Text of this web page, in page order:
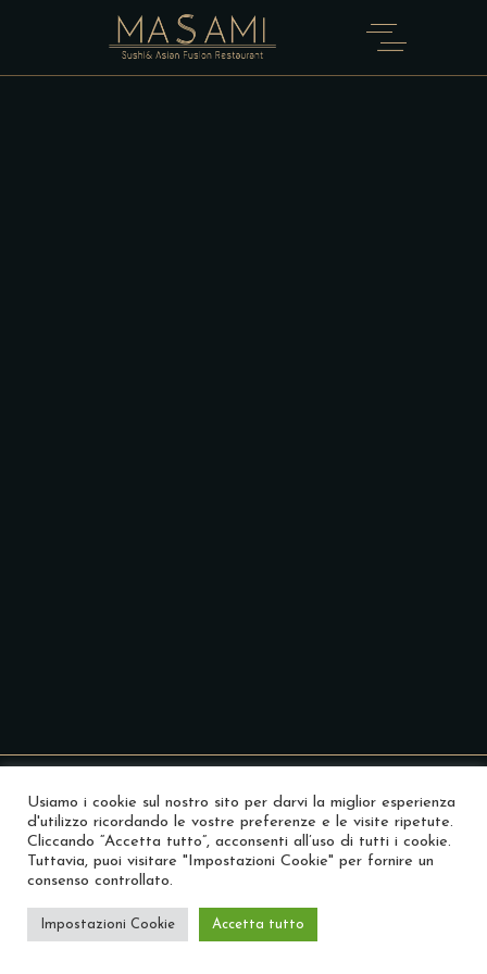
Masami Sushi © 2023 - Tutti i diritti riservati.
Usiamo i cookie sul nostro sito per darvi la miglior esperienza
d'utilizzo ricordando le vostre preferenze e le visite ripetute.
Cliccando “Accetta tutto”, acconsenti all’uso di tutti i cookie.
Tuttavia, puoi visitare "Impostazioni Cookie" per fornire un
consenso controllato.
Impostazioni Cookie Accetta tutto